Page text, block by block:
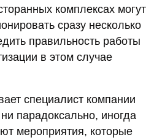
комплексах могут
сразу несколько
правильность работы
в этом случае
специалист компании
парадоксально, иногда
мероприятия, которые